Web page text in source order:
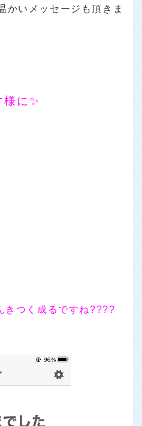
かいメッセージも頂きま
に✨
つく成るですね????